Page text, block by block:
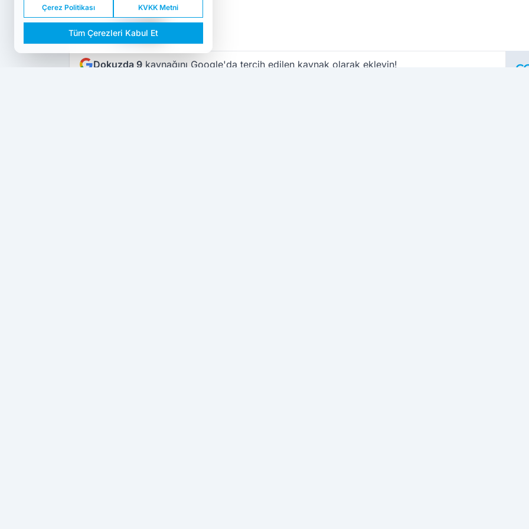
PAYLAŞ
Dokuzda 9kaynağını Google'da tercih edilen kaynak olarak ekleyin!
Çerez Politikası KVKK Metni
Tüm Çerezleri Kabul Et